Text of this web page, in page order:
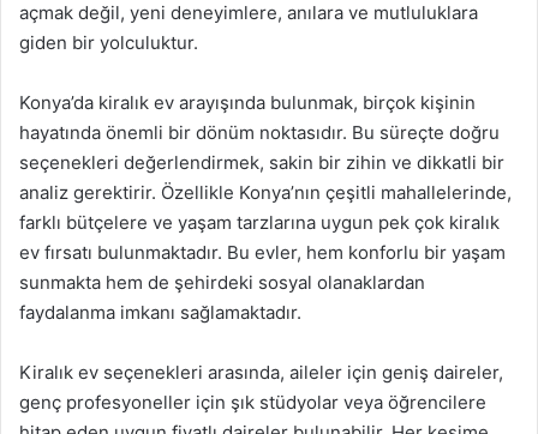
açmak değil, yeni deneyimlere, anılara ve mutluluklara
giden bir yolculuktur.
Konya’da kiralık ev arayışında bulunmak, birçok kişinin
hayatında önemli bir dönüm noktasıdır. Bu süreçte doğru
seçenekleri değerlendirmek, sakin bir zihin ve dikkatli bir
analiz gerektirir. Özellikle Konya’nın çeşitli mahallelerinde,
farklı bütçelere ve yaşam tarzlarına uygun pek çok kiralık
ev fırsatı bulunmaktadır. Bu evler, hem konforlu bir yaşam
sunmakta hem de şehirdeki sosyal olanaklardan
faydalanma imkanı sağlamaktadır.
Kiralık ev seçenekleri arasında, aileler için geniş daireler,
genç profesyoneller için şık stüdyolar veya öğrencilere